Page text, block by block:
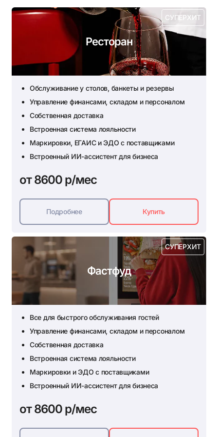
СУПЕРХИТ
Ресторан
Обслуживание у столов, банкеты и резервы
Управление финансами, складом и персоналом
Собственная доставка
Встроенная система лояльности
Маркировки, ЕГАИС и ЭДО с поставщиками
Встроенный ИИ-ассистент для бизнеса
от 8600 р/мес
Подробнее Купить
СУПЕРХИТ
Фастфуд
Все для быстрого обслуживания гостей
Управление финансами, складом и персоналом
Собственная доставка
Встроенная система лояльности
Маркировки и ЭДО с поставщиками
Встроенный ИИ-ассистент для бизнеса
от 8600 р/мес